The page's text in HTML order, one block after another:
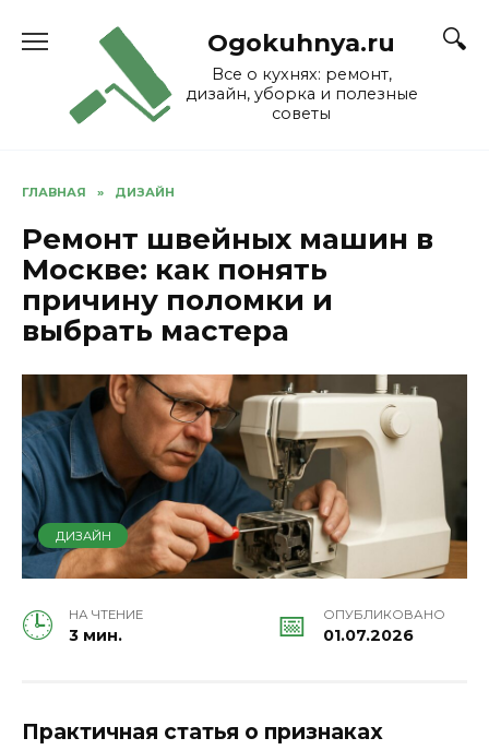
Ogokuhnya.ru
Все о кухнях: ремонт,
дизайн, уборка и полезные
советы
ГЛАВНАЯ » ДИЗАЙН
Ремонт швейных машин в
Москве: как понять
причину поломки и
выбрать мастера
ДИЗАЙН
НА ЧТЕНИЕ
3 мин.
ОПУБЛИКОВАНО
01.07.2026
Практичная статья о признаках